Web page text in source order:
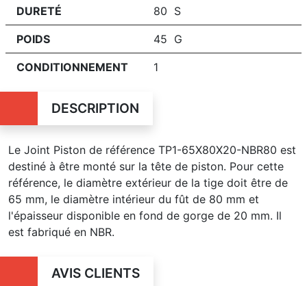
DURETÉ 80 S
POIDS 45 G
CONDITIONNEMENT 1
DESCRIPTION
Le Joint Piston de référence TP1-65X80X20-NBR80 est
destiné à être monté sur la tête de piston. Pour cette
référence, le diamètre extérieur de la tige doit être de
65 mm, le diamètre intérieur du fût de 80 mm et
l'épaisseur disponible en fond de gorge de 20 mm. Il
est fabriqué en NBR.
AVIS CLIENTS